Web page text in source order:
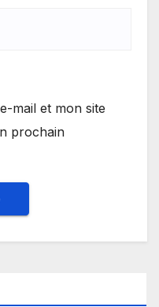
mail et mon site
prochain